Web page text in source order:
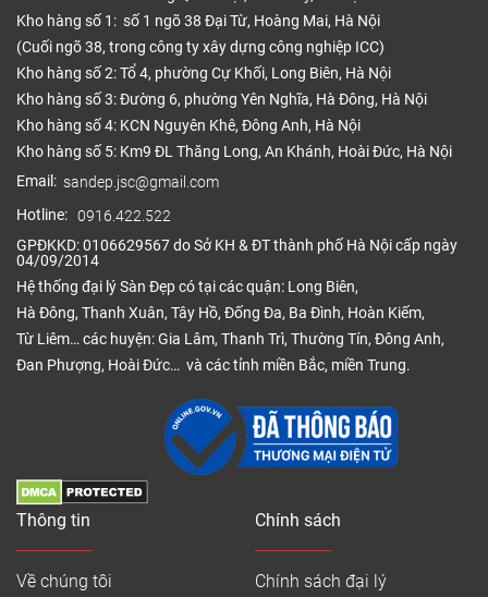
phẳng
Sanus
XC
1207 x
123 x 12
800 x
123 x 12
550.000
700.000
Hansol
163 x 12
1200 x
163 x 15
530.000
190 x 8
1200 x
280.000
430.000
Sàn gỗ
Kho hàng số 1: số 1 ngõ 38 Đại Từ, Hoàng Mai, Hà Nội
(Cuối ngõ 38, trong công ty xây dựng công nghiệp ICC)
Kho hàng số 2: Tổ 4, phường Cự Khối, Long Biên, Hà Nội
Kho hàng số 3: Đường 6, phường Yên Nghĩa, Hà Đông, Hà Nội
Kho hàng số 4: KCN Nguyên Khê, Đông Anh, Hà Nội
Kho hàng số 5: Km9 ĐL Thăng Long, An Khánh, Hoài Đức, Hà Nội
Email: sandep.jsc@gmail.com
Hotline: 0916.422.522
GPĐKKD: 0106629567 do Sở KH & ĐT thành phố Hà Nội cấp ngày
04/09/2014
Hệ thống đại lý Sàn Đẹp có tại các quận: Long Biên,
Hà Đông, Thanh Xuân, Tây Hồ, Đống Đa, Ba Đình, Hoàn Kiếm,
Từ Liêm… các huyện: Gia Lâm, Thanh Trì, Thường Tín, Đông Anh,
Đan Phượng, Hoài Đức… và các tỉnh miền Bắc, miền Trung.
Thông tin
Về chúng tôi
Chính sách
Chính sách đại lý